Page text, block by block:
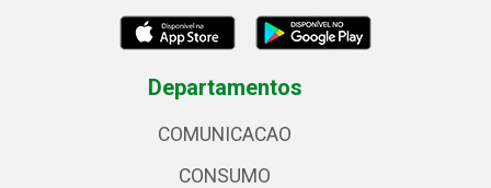
Departamentos
COMUNICACAO
CONSUMO